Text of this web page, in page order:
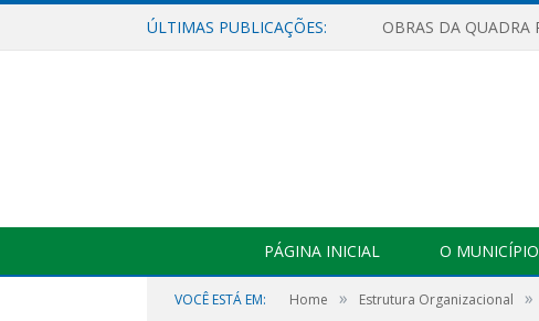
ÚLTIMAS PUBLICAÇÕES:
PÁGINA INICIAL O MUNICÍPIO
VOCÊ ESTÁ EM: Home » Estrutura Organizacional »